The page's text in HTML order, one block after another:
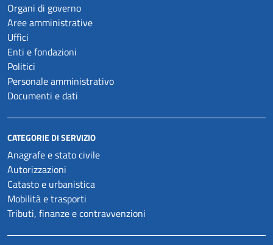
Organi di governo
Aree amministrative
Uffici
Enti e fondazioni
Politici
Personale amministrativo
Documenti e dati
CATEGORIE DI SERVIZIO
Anagrafe e stato civile
Autorizzazioni
Catasto e urbanistica
Mobilità e trasporti
Tributi, finanze e contravvenzioni